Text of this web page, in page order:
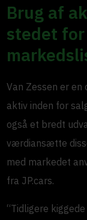
Brug af
stedet
Van Zessen er
aktiv inden for
også et bredt
værdiansætte
med markedet
fra JP.cars.
“Tidligere